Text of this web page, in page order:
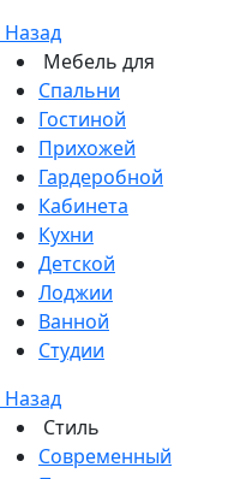
Назад
Мебель для
Спальни
Гостиной
Прихожей
Гардеробной
Кабинета
Кухни
Детской
Лоджии
Ванной
Студии
Назад
Стиль
Современный